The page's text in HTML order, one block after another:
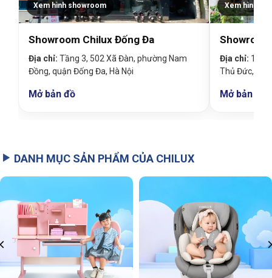
Xem hình showroom
Showroom Chilux Đống Đa
Địa chỉ: Tầng 3, 502 Xã Đàn, phường Nam
Đồng, quận Đống Đa, Hà Nội
Mở bản đồ
Xem hình
Địa chỉ: 19
Thủ Đức,
Mở bản đồ
DANH MỤC SẢN PHẨM CỦA CHILUX